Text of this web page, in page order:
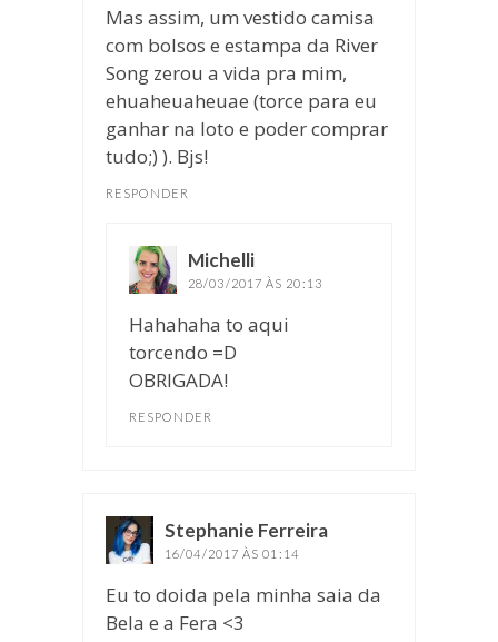
Mas assim, um vestido camisa
com bolsos e estampa da River
Song zerou a vida pra mim,
ehuaheuaheuae (torce para eu
ganhar na loto e poder comprar
tudo;) ). Bjs!
RESPONDER
Michelli
28/03/2017 ÀS 20:13
Hahahaha to aqui
torcendo =D
OBRIGADA!
RESPONDER
Stephanie Ferreira
16/04/2017 ÀS 01:14
Eu to doida pela minha saia da
Bela e a Fera <3